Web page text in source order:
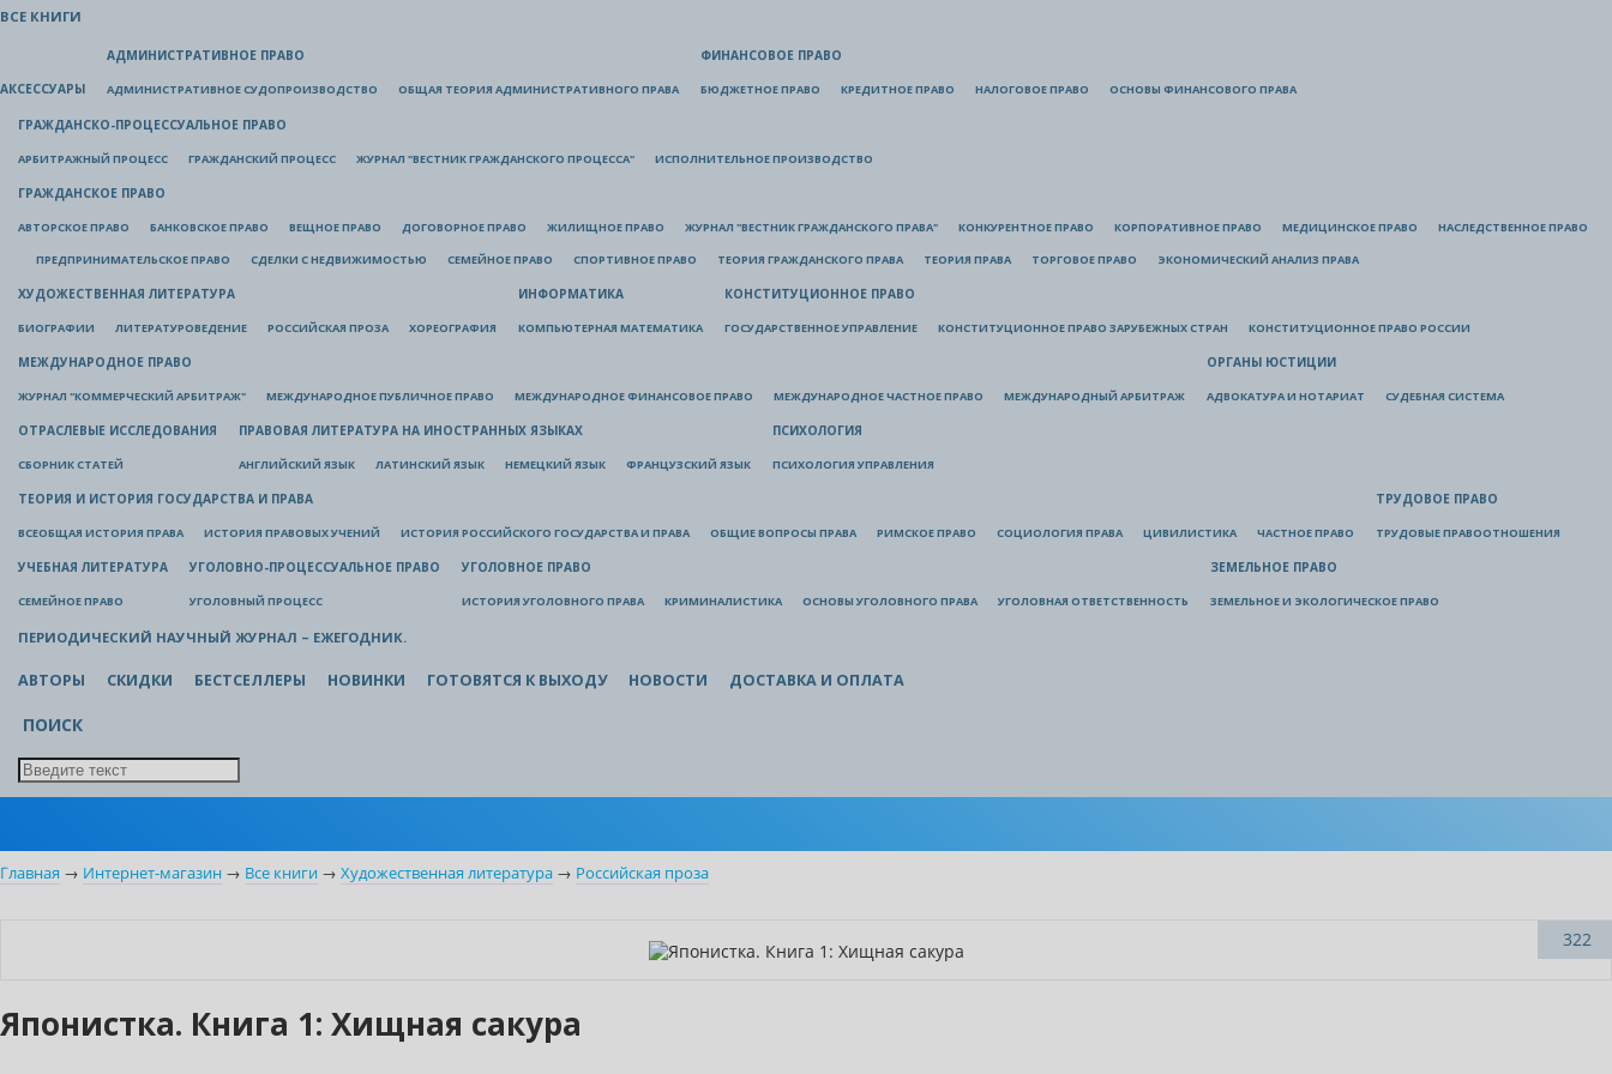
ВСЕ КНИГИ
АКСЕССУАРЫ
АДМИНИСТРАТИВНОЕ ПРАВО
АДМИНИСТРАТИВНОЕ СУДОПРОИЗВОДСТВО ОБЩАЯ ТЕОРИЯ АДМИНИСТРАТИВНОГО ПРАВА
ФИНАНСОВОЕ ПРАВО
БЮДЖЕТНОЕ ПРАВО КРЕДИТНОЕ ПРАВО НАЛОГОВОЕ ПРАВО ОСНОВЫ ФИНАНСОВОГО ПРАВА
ГРАЖДАНСКО-ПРОЦЕССУАЛЬНОЕ ПРАВО
АРБИТРАЖНЫЙ ПРОЦЕСС ГРАЖДАНСКИЙ ПРОЦЕСС ЖУРНАЛ "ВЕСТНИК ГРАЖДАНСКОГО ПРОЦЕССА" ИСПОЛНИТЕЛЬНОЕ ПРОИЗВОДСТВО
ГРАЖДАНСКОЕ ПРАВО
АВТОРСКОЕ ПРАВО БАНКОВСКОЕ ПРАВО ВЕЩНОЕ ПРАВО ДОГОВОРНОЕ ПРАВО ЖИЛИЩНОЕ ПРАВО ЖУРНАЛ "ВЕСТНИК ГРАЖДАНСКОГО ПРАВА" КОНКУРЕНТНОЕ ПРАВО КОРПОРАТИВНОЕ ПРАВО МЕДИЦИНСКОЕ ПРАВО НАСЛЕДСТВЕННОЕ ПРАВО
ПРЕДПРИНИМАТЕЛЬСКОЕ ПРАВО СДЕЛКИ С НЕДВИЖИМОСТЬЮ СЕМЕЙНОЕ ПРАВО СПОРТИВНОЕ ПРАВО ТЕОРИЯ ГРАЖДАНСКОГО ПРАВА ТЕОРИЯ ПРАВА ТОРГОВОЕ ПРАВО ЭКОНОМИЧЕСКИЙ АНАЛИЗ ПРАВА
ХУДОЖЕСТВЕННАЯ ЛИТЕРАТУРА
БИОГРАФИИ ЛИТЕРАТУРОВЕДЕНИЕ РОССИЙСКАЯ ПРОЗА ХОРЕОГРАФИЯ
ИНФОРМАТИКА
КОМПЬЮТЕРНАЯ МАТЕМАТИКА
КОНСТИТУЦИОННОЕ ПРАВО
ГОСУДАРСТВЕННОЕ УПРАВЛЕНИЕ КОНСТИТУЦИОННОЕ ПРАВО ЗАРУБЕЖНЫХ СТРАН КОНСТИТУЦИОННОЕ ПРАВО РОССИИ
МЕЖДУНАРОДНОЕ ПРАВО
ЖУРНАЛ "КОММЕРЧЕСКИЙ АРБИТРАЖ" МЕЖДУНАРОДНОЕ ПУБЛИЧНОЕ ПРАВО МЕЖДУНАРОДНОЕ ФИНАНСОВОЕ ПРАВО МЕЖДУНАРОДНОЕ ЧАСТНОЕ ПРАВО МЕЖДУНАРОДНЫЙ АРБИТРАЖ
ОРГАНЫ ЮСТИЦИИ
АДВОКАТУРА И НОТАРИАТ СУДЕБНАЯ СИСТЕМА
ОТРАСЛЕВЫЕ ИССЛЕДОВАНИЯ
СБОРНИК СТАТЕЙ
ПРАВОВАЯ ЛИТЕРАТУРА НА ИНОСТРАННЫХ ЯЗЫКАХ
АНГЛИЙСКИЙ ЯЗЫК ЛАТИНСКИЙ ЯЗЫК НЕМЕЦКИЙ ЯЗЫК ФРАНЦУЗСКИЙ ЯЗЫК
ПСИХОЛОГИЯ
ПСИХОЛОГИЯ УПРАВЛЕНИЯ
ТЕОРИЯ И ИСТОРИЯ ГОСУДАРСТВА И ПРАВА
ВСЕОБЩАЯ ИСТОРИЯ ПРАВА ИСТОРИЯ ПРАВОВЫХ УЧЕНИЙ ИСТОРИЯ РОССИЙСКОГО ГОСУДАРСТВА И ПРАВА ОБЩИЕ ВОПРОСЫ ПРАВА РИМСКОЕ ПРАВО СОЦИОЛОГИЯ ПРАВА ЦИВИЛИСТИКА ЧАСТНОЕ ПРАВО
ТРУДОВОЕ ПРАВО
ТРУДОВЫЕ ПРАВООТНОШЕНИЯ
УЧЕБНАЯ ЛИТЕРАТУРА
СЕМЕЙНОЕ ПРАВО
УГОЛОВНО-ПРОЦЕССУАЛЬНОЕ ПРАВО
УГОЛОВНЫЙ ПРОЦЕСС
УГОЛОВНОЕ ПРАВО
ИСТОРИЯ УГОЛОВНОГО ПРАВА КРИМИНАЛИСТИКА ОСНОВЫ УГОЛОВНОГО ПРАВА УГОЛОВНАЯ ОТВЕТСТВЕННОСТЬ
ЗЕМЕЛЬНОЕ ПРАВО
ЗЕМЕЛЬНОЕ И ЭКОЛОГИЧЕСКОЕ ПРАВО
ПЕРИОДИЧЕСКИЙ НАУЧНЫЙ ЖУРНАЛ – ЕЖЕГОДНИК.
АВТОРЫ СКИДКИ БЕСТСЕЛЛЕРЫ НОВИНКИ ГОТОВЯТСЯ К ВЫХОДУ НОВОСТИ ДОСТАВКА И ОПЛАТА
ПОИСК
Главная → Интернет-магазин → Все книги → Художественная литература → Российская проза
322
Японистка. Книга 1: Хищная сакура